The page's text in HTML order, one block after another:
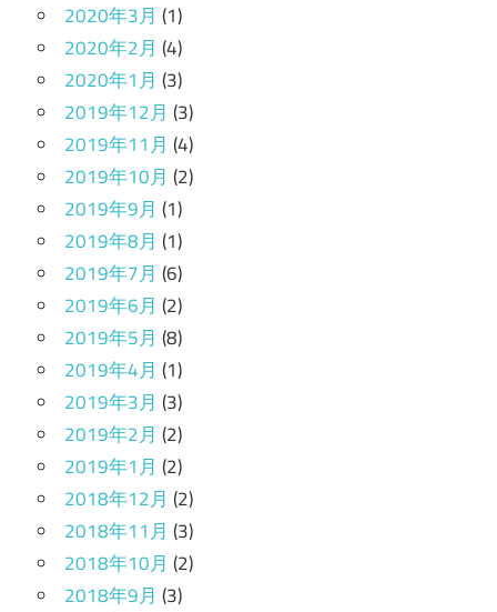
2020年3月 (1)
2020年2月 (4)
2020年1月 (3)
2019年12月 (3)
2019年11月 (4)
2019年10月 (2)
2019年9月 (1)
2019年8月 (1)
2019年7月 (6)
2019年6月 (2)
2019年5月 (8)
2019年4月 (1)
2019年3月 (3)
2019年2月 (2)
2019年1月 (2)
2018年12月 (2)
2018年11月 (3)
2018年10月 (2)
2018年9月 (3)